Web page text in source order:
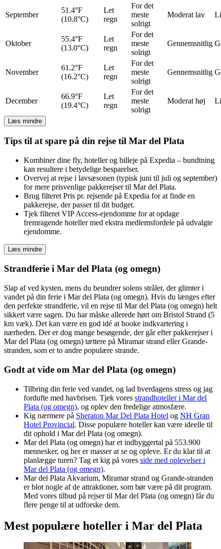
September
51.4°F
(10.8°C)
Let
regn
For det
meste
solrigt
Moderat lav
Oktober
55.4°F
(13.0°C)
Let
regn
For det
meste
solrigt
Gennemsnitlig
November
61.2°F
(16.2°C)
Let
regn
For det
meste
solrigt
Gennemsnitlig
December
66.9°F
(19.4°C)
Let
regn
For det
meste
solrigt
Moderat høj
Læs mindre
Tips til at spare på din rejse til Mar del Plata
Kombiner dine fly, hoteller og billeje på Expedia – bundtning
kan resultere i betydelige besparelser.
Overvej at rejse i lavsæsonen (typisk juni til juli og september)
for mere prisvenlige pakkerejser til Mar del Plata.
Brug filteret Pris pr. rejsende på Expedia for at finde en
pakkerejse, der passer til dit budget.
Tjek filteret VIP Access-ejendomme for at opdage
fremragende hoteller med ekstra medlemsfordele på udvalgte
ejendomme.
Læs mindre
Strandferie i Mar del Plata (og omegn)
Slap af ved kysten, mens du beundrer solens stråler, der glimter i
vandet på din ferie i Mar del Plata (og omegn). Hvis du længes efter
den perfekte strandferie, vil en rejse til Mar del Plata (og omegn) helt
sikkert være sagen. Du har måske allerede hørt om Bristol Strand (5
km væk). Det kan være en god idé at booke indkvartering i
nærheden. Der er dog mange besøgende, der går efter pakkerejser i
Mar del Plata (og omegn) tættere på Miramar strand eller Grande-
stranden, som er to andre populære strande.
Godt at vide om Mar del Plata (og omegn)
Tilbring din ferie ved vandet, og lad hverdagens stress og jag
fordufte med havbrisen. Tjek vores strandhoteller i Mar del
Plata (og omegn), og oplev den fredelige atmosfære.
Kig nærmere på Sheraton Mar Del Plata Hotel og NH Gran
Hotel Provincial. Disse populære hoteller kan være ideelle til
dit ophold i Mar del Plata (og omegn).
Mar del Plata (og omegn) har et indbyggertal på 553.900
mennesker, og her er masser at se og opleve. Er du klar til at
planlægge turen? Tag et kig på vores side med oplevelser i
Mar del Plata (og omegn).
Mar del Plata Akvarium, Miramar strand og Grande-stranden
er blot nogle af de attraktioner, som bør være på dit program.
Med vores tilbud på rejser til Mar del Plata (og omegn) får du
flere penge til at udforske dem.
Mest populære hoteller i Mar del Plata